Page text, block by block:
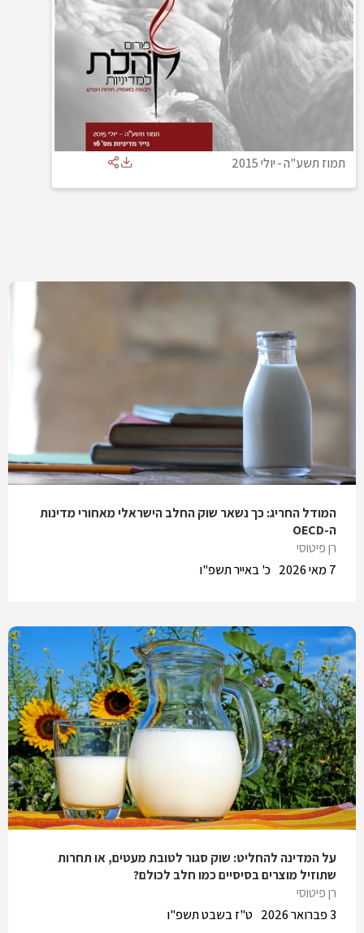
תמוז תשע"ה-יולי 2015
המודל החריג: כך נשאר שוק החלב הישראלי מאחורי מדינות
ה-OECD
רן פיטוסי
כ' באייר תשפ"ו
7 מאי 2026
על המדינה להחליט: שוק סגור לטובת מעטים, או תחרות
שתוזיל מוצרים בסיסיים כמו חלב לכולם?
רן פיטוסי
ט"ז בשבט תשפ"ו
3 פברואר 2026